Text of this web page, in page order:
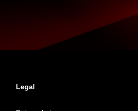
Legal